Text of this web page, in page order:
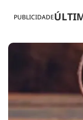
PUBLICIDADE